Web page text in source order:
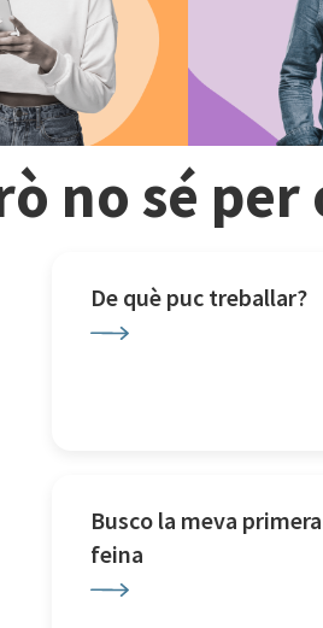
no sé per
De què puc treballar?
Busco la meva primera
feina